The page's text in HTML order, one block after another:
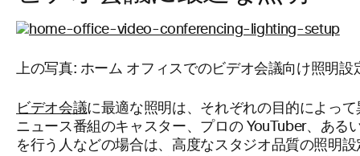
上の写真: ホーム オフィスでのビデオ会議向け照明設
ビデオ会議に最適な照明は、それぞれの目的によっ
ニュース番組のキャスター、プロの YouTuber、ある
を行う人などの場合は、高度なスタジオ品質の照明